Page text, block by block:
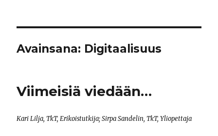
Avainsana: Digitaalisuus
Viimeisiä viedään…
Kari Lilja, TkT, Erikoistutkija; Sirpa Sandelin, TkT, Yliopettaja